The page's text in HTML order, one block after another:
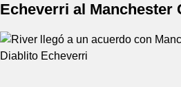
Echeverri al Manchester